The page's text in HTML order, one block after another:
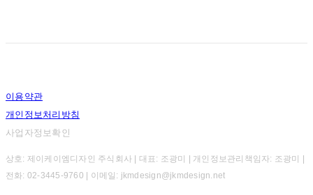
이용약관
개인정보처리방침
사업자정보확인
상호: 제이케이엠디자인 주식회사 | 대표: 조광미 | 개인정보관리책임자: 조광미 |
전화: 02-3445-9760 | 이메일: jkmdesign@jkmdesign.net